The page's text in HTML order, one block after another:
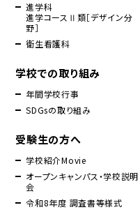
進学科
進学コースⅡ類［デザイン分
野］
衛生看護科
学校での取り組み
年間学校行事
SDGsの取り組み
受験生の方へ
学校紹介Movie
オープンキャンパス・学校説明
会
令和8年度 調査書等様式